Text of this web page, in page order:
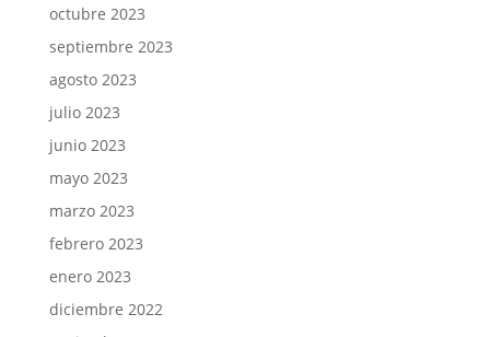
octubre 2023
septiembre 2023
agosto 2023
julio 2023
junio 2023
mayo 2023
marzo 2023
febrero 2023
enero 2023
diciembre 2022